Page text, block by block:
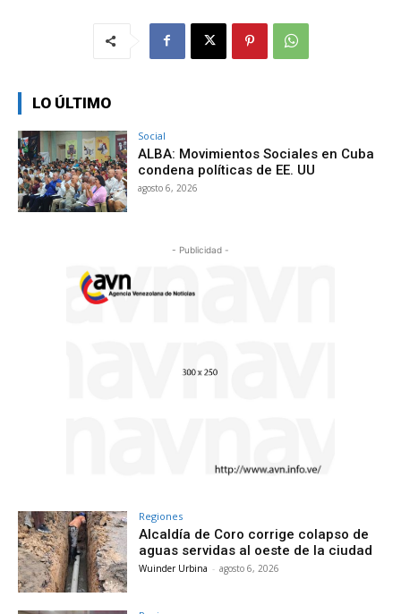
LO ÚLTIMO
Social
ALBA: Movimientos Sociales en Cuba
condena políticas de EE. UU
agosto 6, 2026
- Publicidad -
Regiones
Alcaldía de Coro corrige colapso de
aguas servidas al oeste de la ciudad
Wuinder Urbina - agosto 6, 2026